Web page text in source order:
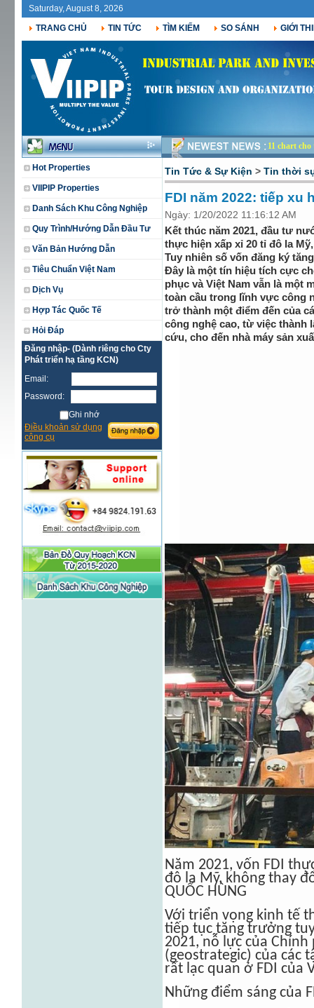
Saturday, August 8, 2026
TRANG CHỦ
TIN TỨC TÌM KIẾM SO SÁNH GIỚI
Hot Properties
VIIPIP Properties
Danh Sách Khu Công Nghiệp
Quy Trình/Hướng Dẫn Đầu Tư
Văn Bản Hướng Dẫn
Tiêu Chuẩn Việt Nam
Dịch Vụ
Hợp Tác Quốc Tế
Hỏi Đáp
Đăng nhập- (Dành riêng cho Cty
Phát triển hạ tầng KCN)
Email:
Password:
Ghi nhớ
Điều khoản sử dụng
công cụ
11 chart
Tin Tức & Sự Kiện > Tin thời
FDI năm 2022: tiếp
Ngày: 1/20/2022 11:16:12 AM
Kết thúc năm 2021, đầu tư
thực hiện xấp xỉ 20 tỉ đô la
Tuy nhiên số vốn đăng ký
Đây là một tín hiệu tích cực
phục và Việt Nam vẫn là một
toàn cầu trong lĩnh vực công
trở thành một điểm đến của
công nghệ cao, từ việc thành
cứu, cho đến nhà máy sản
Năm 2021, vốn FDI
đô la Mỹ, không thay
QUỐC HÙNG
Với triển vọng kinh tế
tiếp tục tăng trưởng
2021, nỗ lực của
(geostrategic) của các
rất lạc quan ở FDI của
Những điểm sáng của